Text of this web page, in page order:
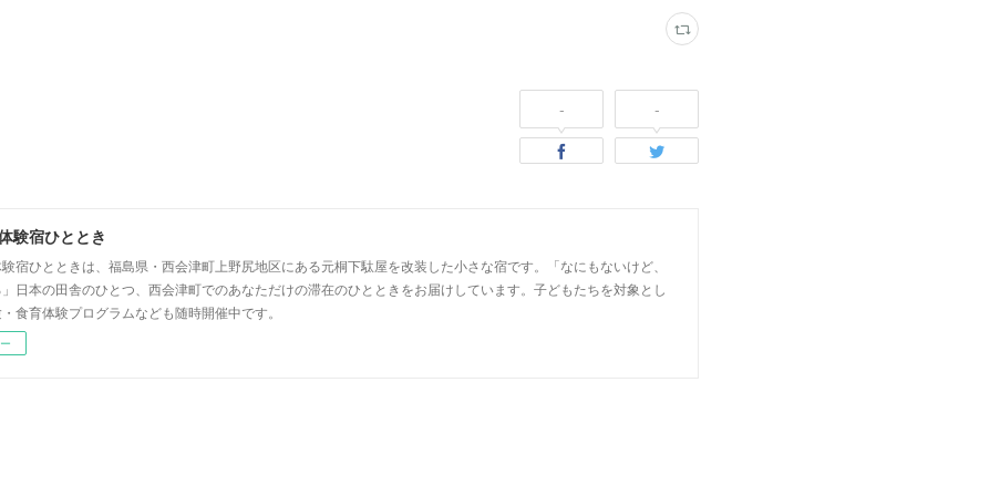
- -
験宿ひととき
宿ひとときは、福島県・西会津町上野尻地区にある元桐下駄屋を改装した小さな宿です。「なにもないけど、
日本の田舎のひとつ、西会津町でのあなただけの滞在のひとときをお届けしています。子どもたちを対象とし
食育体験プログラムなども随時開催中です。